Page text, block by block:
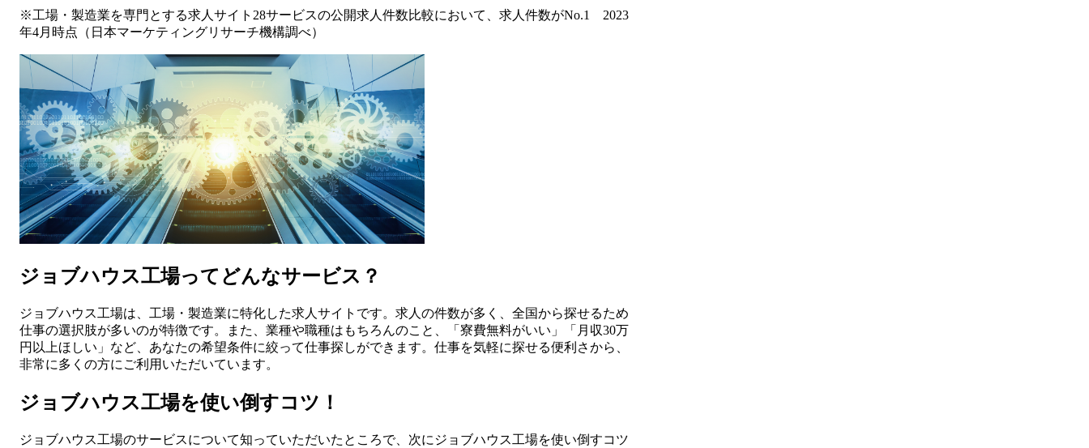
※工場・製造業を専門とする求人サイト28サービスの公開求人件数比較において、求人件数がNo.1 2023
年4月時点（日本マーケティングリサーチ機構調べ）
ジョブハウス工場ってどんなサービス？
ジョブハウス工場は、工場・製造業に特化した求人サイトです。求人の件数が多く、全国から探せるため
仕事の選択肢が多いのが特徴です。また、業種や職種はもちろんのこと、「寮費無料がいい」「月収30万
円以上ほしい」など、あなたの希望条件に絞って仕事探しができます。仕事を気軽に探せる便利さから、
非常に多くの方にご利用いただいています。
ジョブハウス工場を使い倒すコツ！
ジョブハウス工場のサービスについて知っていただいたところで、次にジョブハウス工場を使い倒すコツ